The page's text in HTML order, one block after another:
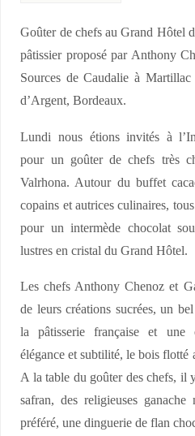
Goûter de chefs au Grand Hôtel
pâtissier proposé par Anthony
Sources de Caudalie à
d’Argent, Bordeaux.
Lundi nous étions invités à
pour un goûter de chefs très
Valrhona. Autour du buffet
copains et autrices culinaires,
pour un intermède chocolat
lustres en cristal du Grand Hôtel.
Les chefs Anthony Chenoz et
de leurs créations sucrées, un
la pâtisserie française et une
élégance et subtilité, le bois flotté
A la table du goûter des chefs, il
safran, des religieuses
préféré, une dinguerie de flan